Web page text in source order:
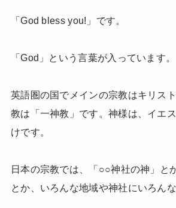
「God bless you!」です。
「God」という言葉が入っています。
英語圏の国でメインの宗教はキリス
教は「一神教」です。神様は、イエ
けです。
日本の宗教では、「○○神社の神」と
とか、いろんな地域や神社にいろん